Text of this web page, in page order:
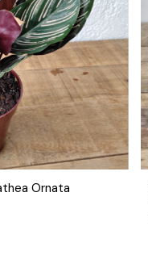
Ornata